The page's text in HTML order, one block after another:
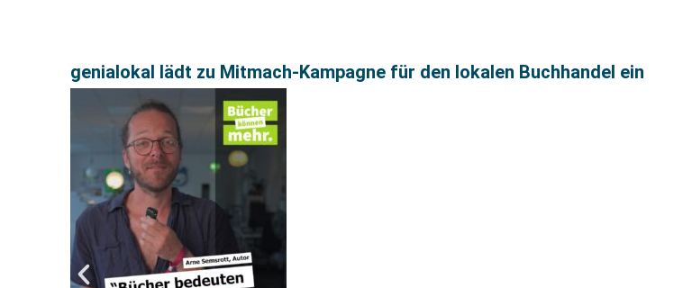
genialokal lädt zu Mitmach-Kampagne für den lokalen Buchhandel ein